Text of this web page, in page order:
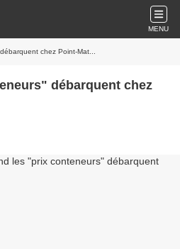
MENU
chez Point-Mat...
débarquent chez